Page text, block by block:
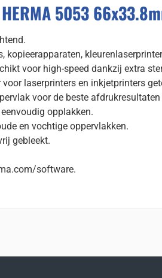
5053
kopieerapparaten,
voor high-speed dankzij extra
laserprinters en inkjetprinters
voor de beste
opplakken.
en vochtige oppervlakken.
gebleekt.
software.